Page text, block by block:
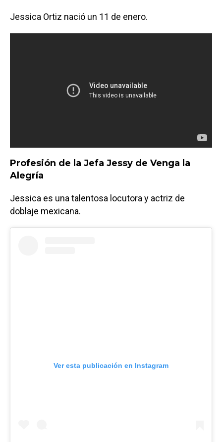
Jessica Ortiz nació un 11 de enero.
Profesión de la Jefa Jessy de Venga la
Alegría
Jessica es una talentosa locutora y actriz de
doblaje mexicana.
Ver esta publicación en Instagram